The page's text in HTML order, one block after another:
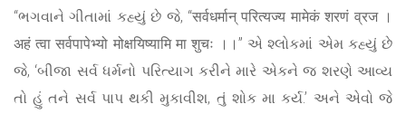
“ભગવાને ગીતામાં કહ્યું છે જે, “सर्वधर्मान् परित्यज्य मामेकं शरणं व्रज ।
अहं त्वा सर्वपापेभ्यो मोक्षयिष्यामि मा शुचः ।।” એ શ્લોકમાં એમ કહ્યું છે
જે, ‘બીજા સર્વ ધર્મનો પરિત્યાગ કરીને મારે એકને જ શરણે આવ્ય
તો હું તને સર્વ પાપ થકી મુકાવીશ, તું શોક મા કર્ય.’ અને એવો જે